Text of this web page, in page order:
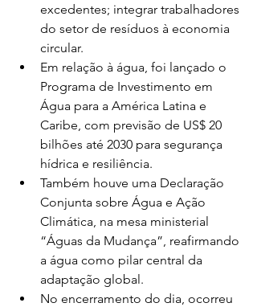
excedentes; integrar trabalhadores
do setor de resíduos à economia
circular.
Em relação à água, foi lançado o
Programa de Investimento em
Água para a América Latina e
Caribe, com previsão de US$ 20
bilhões até 2030 para segurança
hídrica e resiliência.
Também houve uma Declaração
Conjunta sobre Água e Ação
Climática, na mesa ministerial
“Águas da Mudança”, reafirmando
a água como pilar central da
adaptação global.
No encerramento do dia, ocorreu